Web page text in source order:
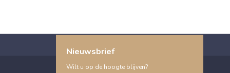
Nieuwsbrief
Wilt u op de hoogte blijven?